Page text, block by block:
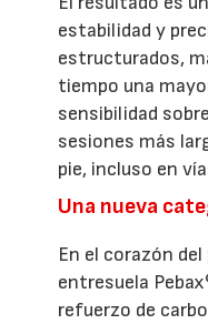
estabilidad y
estructurados,
tiempo una
sensibilidad
sesiones más
pie, incluso en
Una nueva
En el corazón
entresuela
refuerzo de